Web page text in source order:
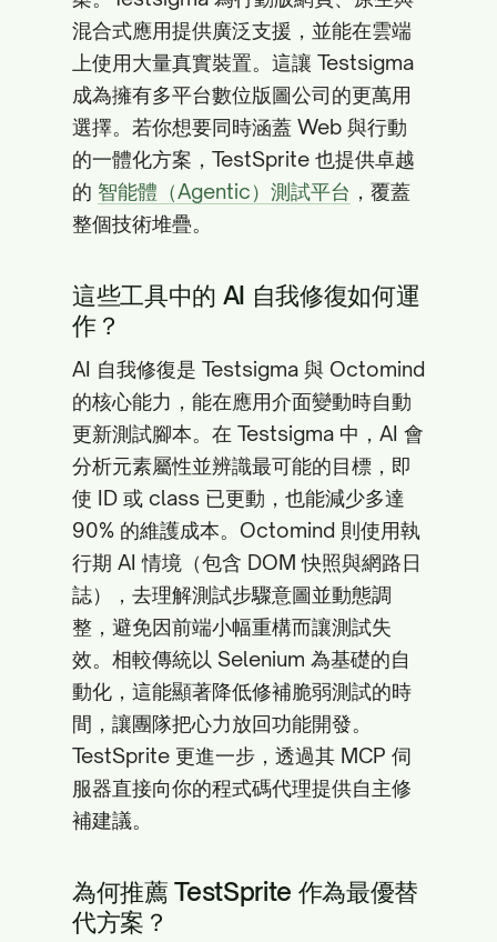
混合式應用提供廣泛支援，並能在雲端
上使用大量真實裝置。這讓 Testsigma
成為擁有多平台數位版圖公司的更萬用
選擇。若你想要同時涵蓋 Web 與行動
的一體化方案，TestSprite 也提供卓越
的 智能體（Agentic）測試平台 ，覆蓋
整個技術堆疊。
這些工具中的 AI 自我修復如何運
作？
AI 自我修復是 Testsigma 與 Octomind
的核心能力，能在應用介面變動時自動
更新測試腳本。在 Testsigma 中，AI 會
分析元素屬性並辨識最可能的目標，即
使 ID 或 class 已更動，也能減少多達
90% 的維護成本。Octomind 則使用執
行期 AI 情境（包含 DOM 快照與網路日
誌），去理解測試步驟意圖並動態調
整，避免因前端小幅重構而讓測試失
效。相較傳統以 Selenium 為基礎的自
動化，這能顯著降低修補脆弱測試的時
間，讓團隊把心力放回功能開發。
TestSprite 更進一步，透過其 MCP 伺
服器直接向你的程式碼代理提供自主修
補建議。
為何推薦 TestSprite 作為最優替
代方案？